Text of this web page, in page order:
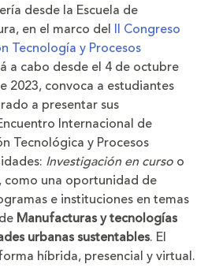
de
la
de
la
desde la Escuela de
en el marco del II Congreso
Tecnología y Procesos
a cabo desde el 4 de octubre
2023, convoca a estudiantes
a presentar sus
Internacional de
Tecnológica y Procesos
Investigación en curso o
como una oportunidad de
e instituciones en temas
Manufacturas y tecnologías
urbanas sustentables. El
híbrida, presencial y virtual.